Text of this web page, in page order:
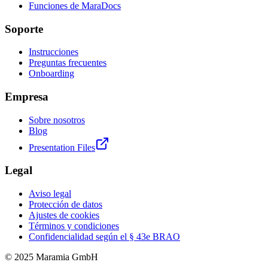
Funciones de MaraDocs
Soporte
Instrucciones
Preguntas frecuentes
Onboarding
Empresa
Sobre nosotros
Blog
Presentation Files
Legal
Aviso legal
Protección de datos
Ajustes de cookies
Términos y condiciones
Confidencialidad según el § 43e BRAO
© 2025 Maramia GmbH